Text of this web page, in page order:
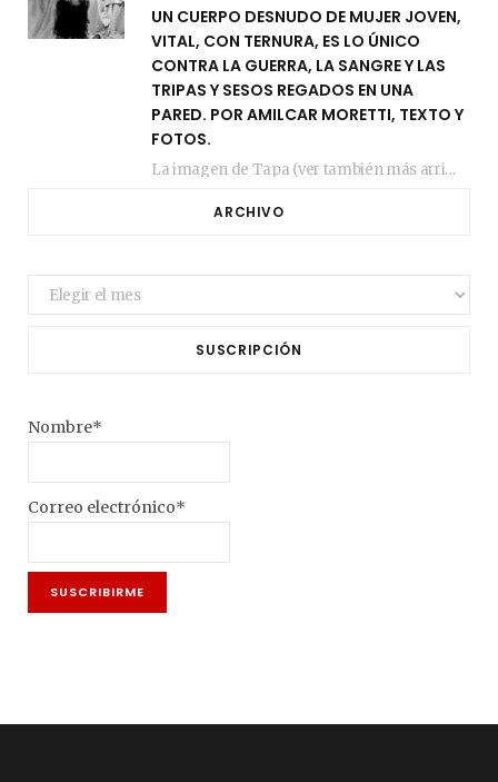
UN CUERPO DESNUDO DE MUJER JOVEN,
VITAL, CON TERNURA, ES LO ÚNICO
CONTRA LA GUERRA, LA SANGRE Y LAS
TRIPAS Y SESOS REGADOS EN UNA
PARED. POR AMILCAR MORETTI, TEXTO Y
FOTOS.
La imagen de Tapa (ver también más arriba) fue compuesta en estos días de febrero…
ARCHIVO
Archivo
SUSCRIPCIÓN
Nombre*
Correo electrónico*